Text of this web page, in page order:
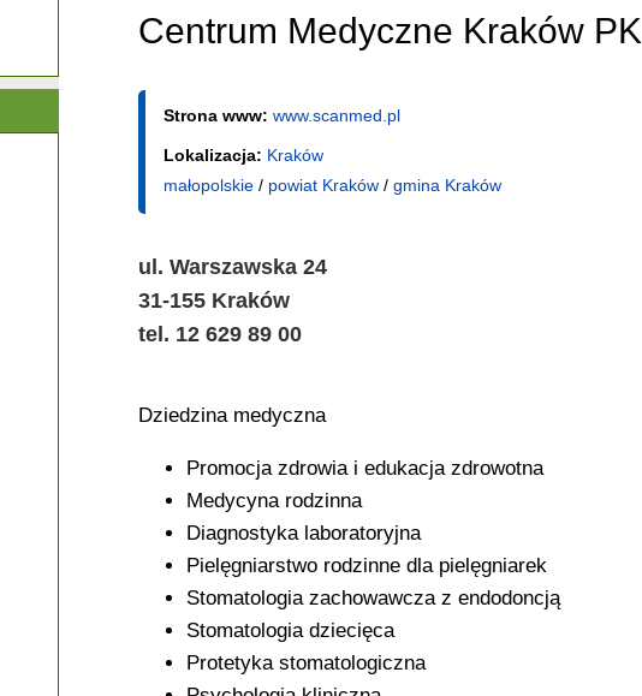
Centrum Medyczne Kraków PK
Strona www: www.scanmed.pl
Lokalizacja: Kraków
małopolskie / powiat Kraków / gmina Kraków
ul. Warszawska 24
31-155 Kraków
tel. 12 629 89 00
Dziedzina medyczna
Promocja zdrowia i edukacja zdrowotna
Medycyna rodzinna
Diagnostyka laboratoryjna
Pielęgniarstwo rodzinne dla pielęgniarek
Stomatologia zachowawcza z endodoncją
Stomatologia dziecięca
Protetyka stomatologiczna